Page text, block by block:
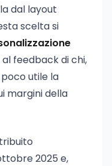
dal layout
scelta si
feedback di chi,
utile la
margini della
2025 e,